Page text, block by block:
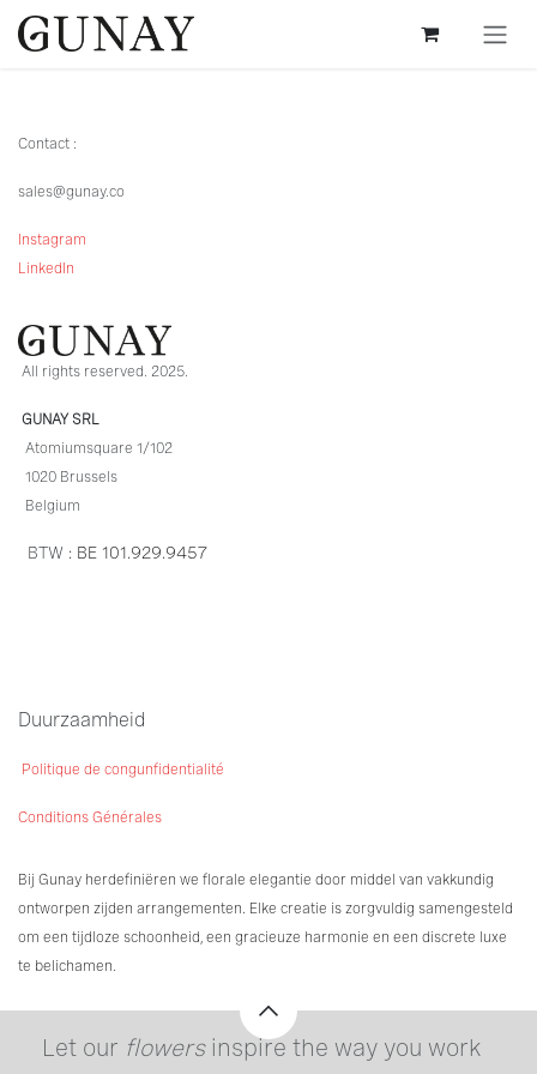
Overslaan naar inhoud
Contact :
sales@gunay.co
Instagram
LinkedIn
All rights reserved. 2025.
GUNAY SRL
Atomiumsquare 1/102
1020 Brussels
Belgium
BTW : BE 101.929.9457​
Duurzaamheid
Politique de congunfidentialité
Conditions Générales
Bij Gunay herdefiniëren we florale elegantie door middel van vakkundig
ontworpen zijden arrangementen. Elke creatie is zorgvuldig samengesteld
om een tijdloze schoonheid, een gracieuze harmonie en een discrete luxe
te belichamen.
Let our flowersin​spire the way you work